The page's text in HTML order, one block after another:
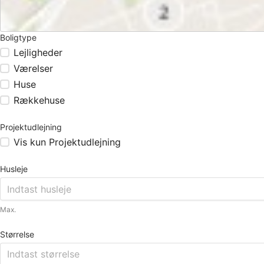
Boligtype
Lejligheder
Værelser
Huse
Rækkehuse
Projektudlejning
Vis kun Projektudlejning
Husleje
Max.
Størrelse